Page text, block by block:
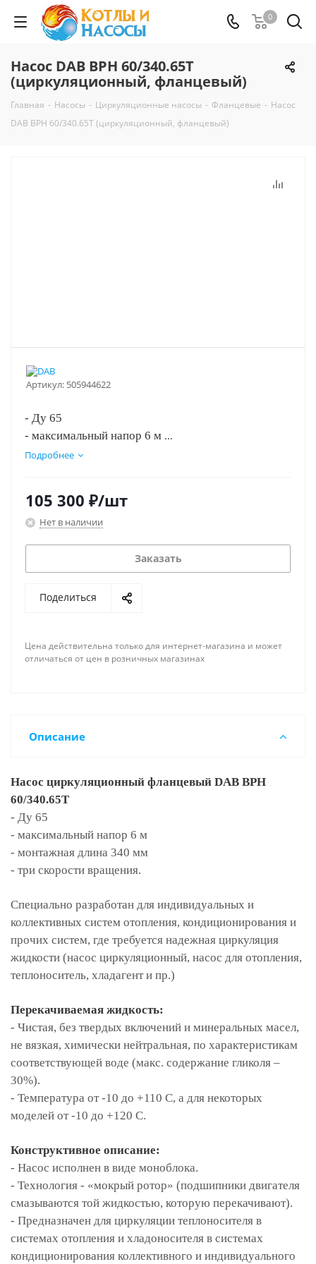
0
Насос DAB BPH 60/340.65T
(циркуляционный, фланцевый)
Главная - Насосы - Циркуляционные насосы - Фланцевые - Насос
DAB BPH 60/340.65T (циркуляционный, фланцевый)
Артикул: 505944622
- Ду 65
- максимальный напор 6 м
- монтажная длина 340 мм
Подробнее
105 300 ₽/шт
Нет в наличии
Заказать
Поделиться
Цена действительна только для интернет-магазина и может
отличаться от цен в розничных магазинах
Описание
Насос циркуляционный фланцевый DAB BPH
60/340.65Т
- Ду 65
- максимальный напор 6 м
- монтажная длина 340 мм
- три скорости вращения.
Специально разработан для индивидуальных и
коллективных систем отопления, кондиционирования и
прочих систем, где требуется надежная циркуляция
жидкости (насос циркуляционный, насос для отопления,
теплоноситель, хладагент и пр.)
Перекачиваемая жидкость:
- Чистая, без твердых включений и минеральных масел,
не вязкая, химически нейтральная, по характеристикам
соответствующей воде (макс. содержание гликоля –
30%).
- Температура от -10 до +110 С, а для некоторых
моделей от -10 до +120 С.
Конструктивное описание:
- Насос исполнен в виде моноблока.
- Технология - «мокрый ротор» (подшипники двигателя
смазываются той жидкостью, которую перекачивают).
- Предназначен для циркуляции теплоносителя в
системах отопления и хладоносителя в системах
кондиционирования коллективного и индивидуального